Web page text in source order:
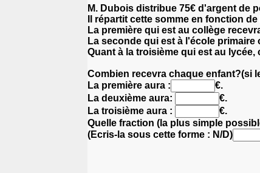
M. Dubois distribue 75€ d'argent de
Il répartit cette somme en fonction
La première qui est au collège
La seconde qui est à l'école primaire
Quant à la troisième qui est au
Combien recevra chaque enfant?(si
La première aura :
€.
La deuxième aura:
€.
La troisième aura :
€.
Quelle fraction (la plus simple
(Ecris-la sous cette forme : N/D)